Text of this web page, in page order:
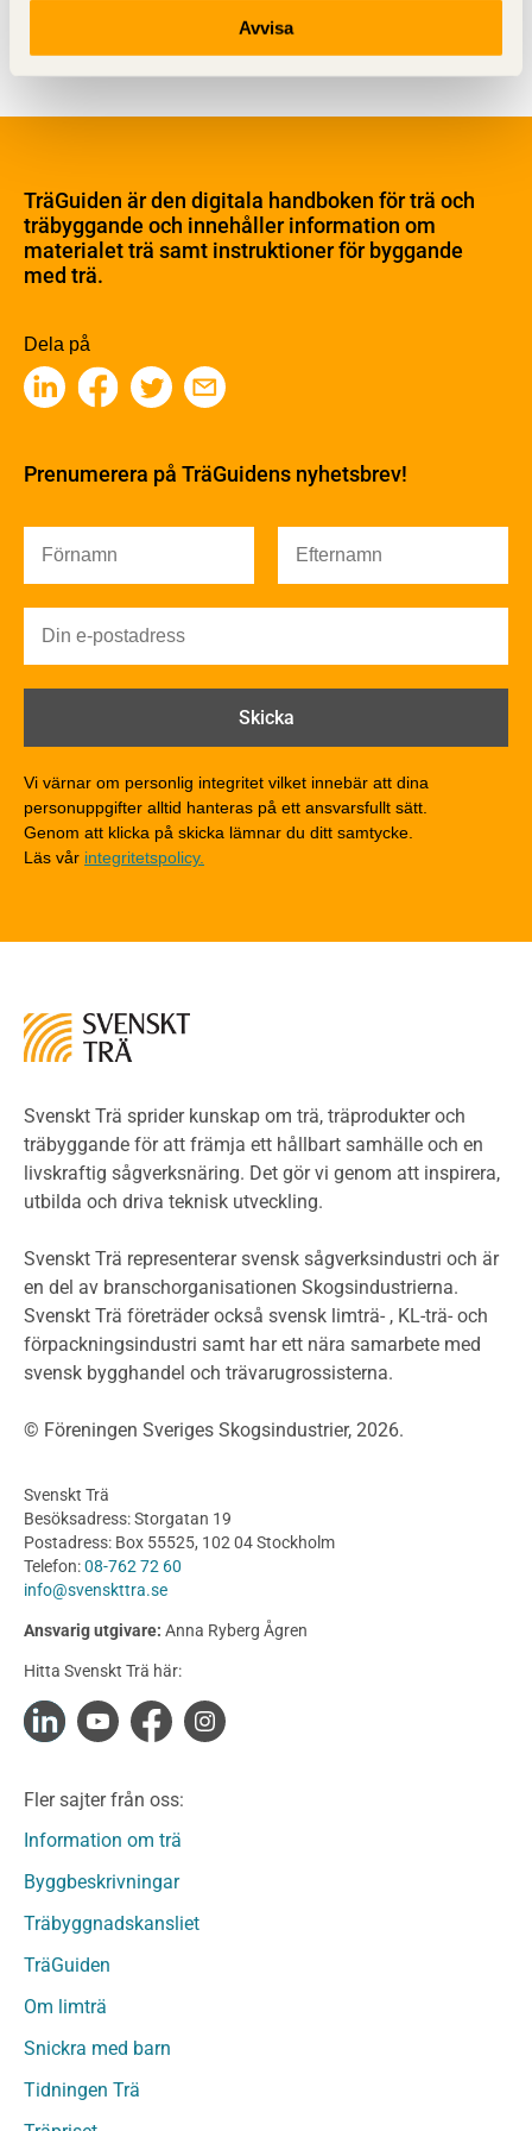
Avvisa
Skogsbruk
Barrträdets uppbyggnad
Träets egenskaper och kvalitet
Träbaserade produkter
Kemisk behandling
Fakta om Limträ
Värmeisolering och lufttäthet
Ljud
Brandsäkerhet
Brandsäkerhet
Brandförlopp i byggnader
Brandklasser för material och konstruktioner
Träkonstruktioners brandmotstånd
Detaljlösningar
Träytors brandegenskaper
Tekniska byten med sprinkler
Riskvärdering i flervåningsbostadshus
Miljöeffekter
LCA
Miljödeklarationer och märkning
Termer och förkortningar
Planering
Klimatkalkylator hallar
Projektering av trähus - generellt
Byggsystem
Fasadsystem i skivmaterial
Bullerskärmar och andra utomhuskonstruktioner
Byggnation och utförande
Utförande
Produkter
Konstruktionsvirke
Konstruktionsvirke Behandlat
Konstruktionsvirke Fingerskarvat
Konstruktionsvirke Fingerskarvat Obehandlat
Limträ
Fanerträ
Fanerträ Obehandlat
Träpanel och Utvändig beklädnad Behandlat
Träpanel och utvändig beklädnad Obehandlat
Trägolv
Sågat virke
Sågat virke Behandlat
TräGuiden är den digitala handboken för trä och
träbyggande och innehåller information om
materialet trä samt instruktioner för byggande
med trä.
Dela på
Prenumerera på TräGuidens nyhetsbrev!
Vi värnar om personlig integritet vilket innebär att dina
personuppgifter alltid hanteras på ett ansvarsfullt sätt.
Genom att klicka på skicka lämnar du ditt samtycke.
Läs vår integritetspolicy.
Svenskt Trä sprider kunskap om trä, träprodukter och
träbyggande för att främja ett hållbart samhälle och en
livskraftig sågverksnäring. Det gör vi genom att inspirera,
utbilda och driva teknisk utveckling.
Svenskt Trä representerar svensk sågverksindustri och är
en del av branschorganisationen Skogsindustrierna.
Svenskt Trä företräder också svensk limträ- , KL-trä- och
förpackningsindustri samt har ett nära samarbete med
svensk bygghandel och trävarugrossisterna.
© Föreningen Sveriges Skogsindustrier, 2026.
Svenskt Trä
Besöksadress: Storgatan 19
Postadress: Box 55525, 102 04 Stockholm
Telefon:08-762 72 60
info@svenskttra.se
Ansvarig utgivare: Anna Ryberg Ågren
Hitta Svenskt Trä här:
Fler sajter från oss:
Information om trä
Byggbeskrivningar
Träbyggnadskansliet
TräGuiden
Om limträ
Snickra med barn
Tidningen Trä